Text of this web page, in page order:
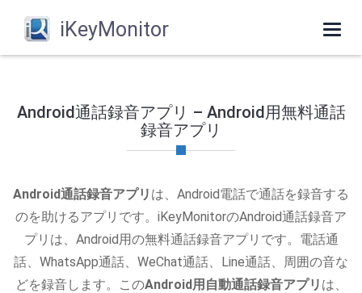
iKeyMonitor
Android通話録音アプリ – Android用無料通話
録音アプリ
Android通話録音アプリ は、Android電話で通話を録音する
のを助けるアプリです。iKeyMonitorのAndroid通話録音ア
プリは、Android用の無料通話録音アプリです。電話通
話、WhatsApp通話、WeChat通話、Line通話、周囲の音な
どを録音します。このAndroid用自動通話録音アプリ は、